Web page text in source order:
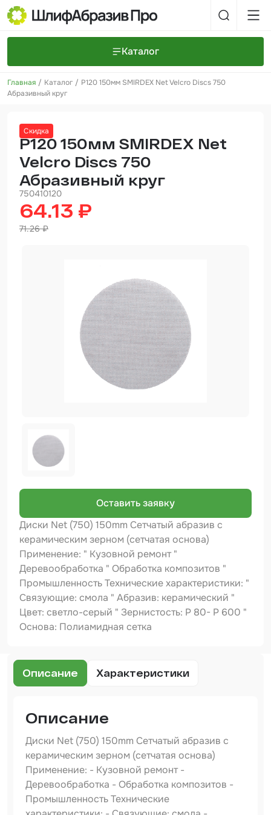
Каталог
Шлифовальные круги и полоски
Полировальные круги и пасты
Нетканые абразивные материалы
Инструменты
Краскопульты и Аэрографы
Добавки
Шлифовальные ленты
Армирующие материалы
Протирочные материалы
Шпатлевка
Маскировочные материалы
Очищающая глина
Грунты
Герметики
Крышка для ёмкости
Материалы для вклейки стекол
Лаки
Главная Каталог
P120 150мм SMIRDEX Net Velcro Discs 750
Абразивный круг
Скидка
P120 150мм SMIRDEX Net
Velcro Discs 750
Абразивный круг
750410120
64.13 ₽
71.26 ₽
Оставить заявку
Диски Net (750) 150mm Сетчатый абразив с
керамическим зерном (сетчатая основа)
Применение: " Кузовной ремонт "
Деревообработка " Обработка композитов "
Промышленность Технические характеристики: "
Связующие: смола " Абразив: керамический "
Цвет: светло-серый " Зернистость: P 80- Р 600 "
Основа: Полиамидная сетка
Описание Характеристики
Описание
Диски Net (750) 150mm Сетчатый абразив с
керамическим зерном (сетчатая основа)
Применение: - Кузовной ремонт -
Деревообработка - Обработка композитов -
Промышленность Технические